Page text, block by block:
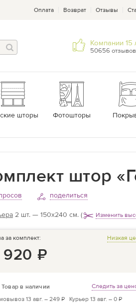
Оплата Возврат Отзывы
Компании 15
50656 отзывов
шторы Фотошторы
штор
поделиться
2 шт. — 150х240 см. ( Изменить
за комплект: Низкая
920 ₽
Товар в наличии
Следить за
13 авг. – 249 ₽ Курьер 13 авг. – 0 ₽